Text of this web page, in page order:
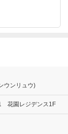
ウンリュウ)
花園レジデンス1F